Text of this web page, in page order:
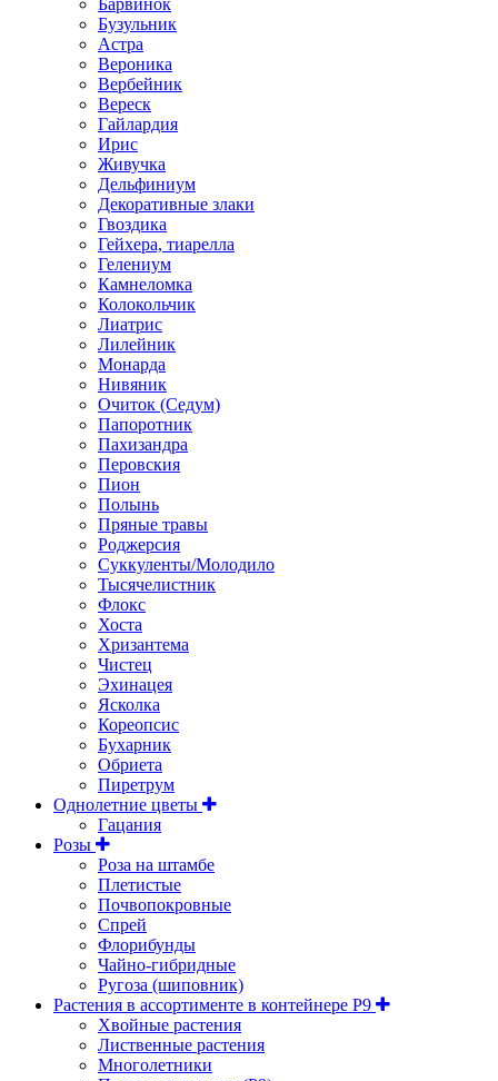
Барвинок
Бузульник
Астра
Вероника
Вербейник
Вереск
Гайлардия
Ирис
Живучка
Дельфиниум
Декоративные злаки
Гвоздика
Гейхера, тиарелла
Гелениум
Камнеломка
Колокольчик
Лиатрис
Лилейник
Монарда
Нивяник
Очиток (Седум)
Папоротник
Пахизандра
Перовския
Пион
Полынь
Пряные травы
Роджерсия
Суккуленты/Молодило
Тысячелистник
Флокс
Хоста
Хризантема
Чистец
Эхинацея
Ясколка
Кореопсис
Бухарник
Обриета
Пиретрум
Однолетние цветы
Гацания
Розы
Роза на штамбе
Плетистые
Почвопокровные
Спрей
Флорибунды
Чайно-гибридные
Ругоза (шиповник)
Растения в ассортименте в контейнере P9
Хвойные растения
Лиственные растения
Многолетники